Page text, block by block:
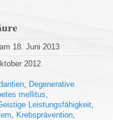
18. Juni 2013
2012
Degenerative
mellitus
Leistungsfähigkeit
Krebsprävention